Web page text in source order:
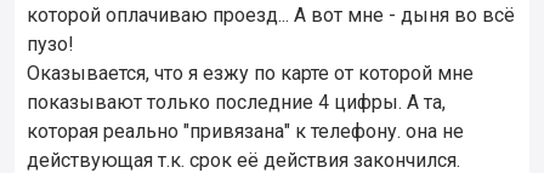
которой оплачиваю проезд... А вот мне - дыня во всё
пузо!
Оказывается, что я езжу по карте от которой мне
показывают только последние 4 цифры. А та,
которая реально "привязана" к телефону. она не
действующая т.к. срок её действия закончился.